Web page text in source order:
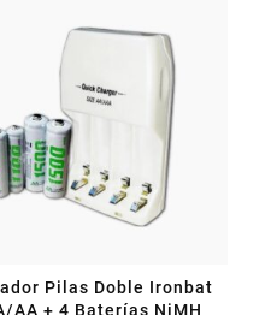
Pilas Doble Ironbat
AA + 4 Baterías NiMH